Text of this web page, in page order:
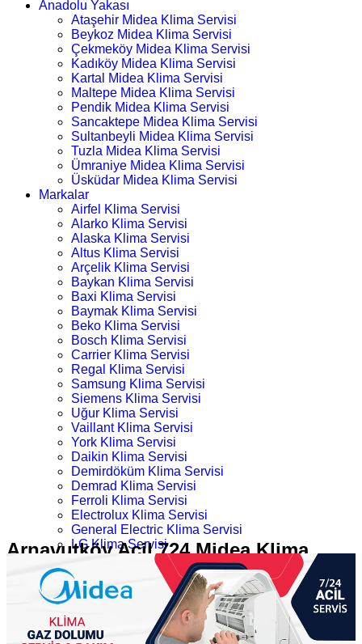
Anadolu Yakası
Ataşehir Midea Klima Servisi
Beykoz Midea Klima Servisi
Çekmeköy Midea Klima Servisi
Kadıköy Midea Klima Servisi
Kartal Midea Klima Servisi
Maltepe Midea Klima Servisi
Pendik Midea Klima Servisi
Sancaktepe Midea Klima Servisi
Sultanbeyli Midea Klima Servisi
Tuzla Midea Klima Servisi
Ümraniye Midea Klima Servisi
Üsküdar Midea Klima Servisi
Markalar
Airfel Klima Servisi
Alarko Klima Servisi
Alaska Klima Servisi
Altus Klima Servisi
Arçelik Klima Servisi
Baykan Klima Servisi
Baxi Klima Servisi
Baymak Klima Servisi
Beko Klima Servisi
Bosch Klima Servisi
Carrier Klima Servisi
Regal Klima Servisi
Samsung Klima Servisi
Siemens Klima Servisi
Uğur Klima Servisi
Vaillant Klima Servisi
York Klima Servisi
Daikin Klima Servisi
Demirdöküm Klima Servisi
Demrad Klima Servisi
Ferroli Klima Servisi
Electrolux Klima Servisi
General Electric Klima Servisi
LG Klima Servisi
Midea Klima Servisi
Mitsubishi Klima Servisi
Profilo Klima Servisi
İletişim
Arnavutköy Acil 724 Midea Klima
Servisi
Ana Sayfa
Kategoriler
Arnavutköy Acil 724 Midea Klima Servisi